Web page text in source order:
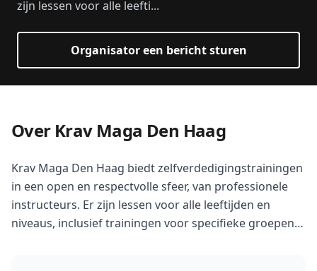
zijn lessen voor alle leefti...
Organisator een bericht sturen
Over Krav Maga Den Haag
Krav Maga Den Haag biedt zelfverdedigingstrainingen
in een open en respectvolle sfeer, van professionele
instructeurs. Er zijn lessen voor alle leeftijden en
niveaus, inclusief trainingen voor specifieke groepen